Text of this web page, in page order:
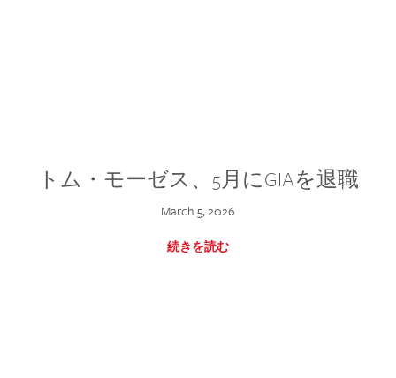
トム・モーゼス、5月にGIAを退職
March 5, 2026
続きを読む